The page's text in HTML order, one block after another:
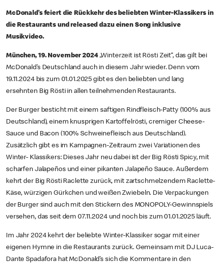
McDonald’s feiert die Rückkehr des beliebten Winter-Klassikers in
die Restaurants und released dazu einen Song inklusive
Musikvideo.
München, 19. November 2024 „Winterzeit ist Rösti Zeit“, das gilt bei
McDonald’s Deutschland auch in diesem Jahr wieder. Denn vom
19.11.2024 bis zum 01.01.2025 gibt es den beliebten und lang
ersehnten Big Rösti in allen teilnehmenden Restaurants.
Der Burger besticht mit einem saftigen Rindfleisch-Patty (100% aus
Deutschland), einem knusprigen Kartoffelrösti, cremiger Cheese-
Sauce und Bacon (100% Schweinefleisch aus Deutschland).
Zusätzlich gibt es im Kampagnen-Zeitraum zwei Variationen des
Winter- Klassikers: Dieses Jahr neu dabei ist der Big Rösti Spicy, mit
scharfen Jalapeños und einer pikanten Jalapeño Sauce. Außerdem
kehrt der Big Rösti Raclette zurück, mit zartschmelzendem Raclette-
Käse, würzigen Gürkchen und weißen Zwiebeln. Die Verpackungen
der Burger sind auch mit den Stickern des MONOPOLY-Gewinnspiels
versehen, das seit dem 07.11.2024 und noch bis zum 01.01.2025 läuft.
Im Jahr 2024 kehrt der beliebte Winter-Klassiker sogar mit einer
eigenen Hymne in die Restaurants zurück. Gemeinsam mit DJ Luca-
Dante Spadafora hat McDonald’s sich die Kommentare in den